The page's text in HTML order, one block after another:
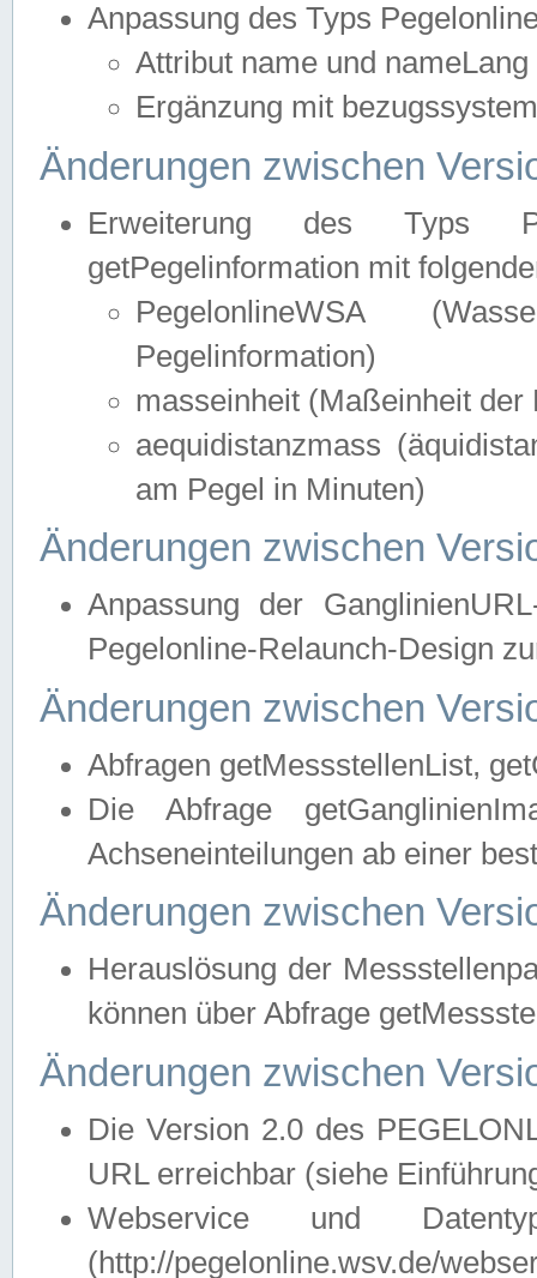
Anpassung des Typs
Attribut name und
Ergänzung mit
Änderungen zwischen
Erweiterung des Typs
getPegelinformation mit
PegelonlineWSA
Pegelinformation)
masseinheit (Maßeinheit der
aequidistanzmass
am Pegel in Minuten)
Änderungen zwischen
Anpassung der
Pegelonline-Relaunch-Design
Änderungen zwischen
Abfragen getMessstellenList,
Die Abfrage
Achseneinteilungen ab einer
Änderungen zwischen
Herauslösung der
können über Abfrage
Änderungen zwischen
Die Version 2.0 des
URL erreichbar (siehe
Webservice und
(http://pegelonline.wsv.de/